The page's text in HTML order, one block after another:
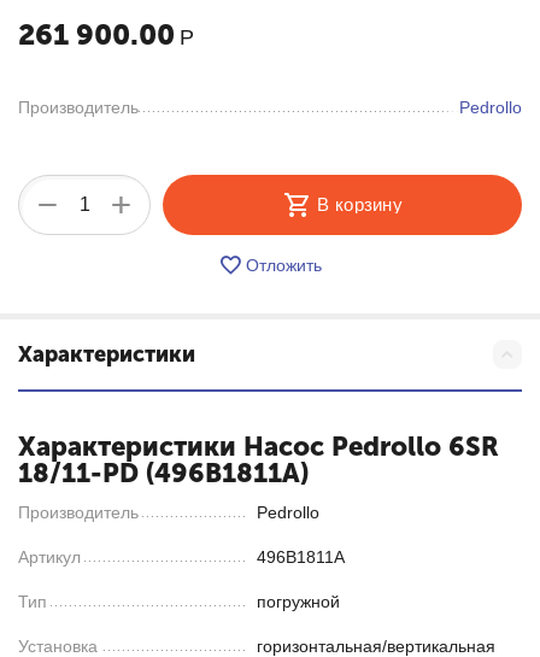
261 900.00 Р
Производитель Pedrollo
+
− В корзину
Отложить
Характеристики
Характеристики Насос Pedrollo 6SR
18/11-PD (496B1811A)
Производитель Pedrollo
Артикул 496B1811A
Тип погружной
Установка горизонтальная/вертикальная